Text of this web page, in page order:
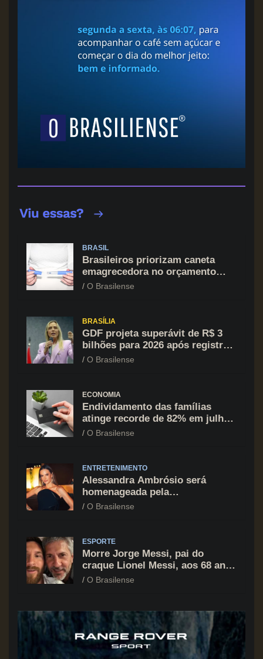
BRASIL
Brasileiros priorizam caneta
emagrecedora no orçamento
mesmo em situação de aperto
O Brasilense
BRASÍLIA
GDF projeta superávit de R$ 3
bilhões para 2026 após registrar
recuo no déficit
O Brasilense
ECONOMIA
Endividamento das famílias
atinge recorde de 82% em julho;
cartão de crédito segue como
O Brasilense
ENTRETENIMENTO
Alessandra Ambrósio será
homenageada pela
BrazilFoundation no New York
O Brasilense
ESPORTE
Morre Jorge Messi, pai do
craque Lionel Messi, aos 68 anos
na Argentina
O Brasilense